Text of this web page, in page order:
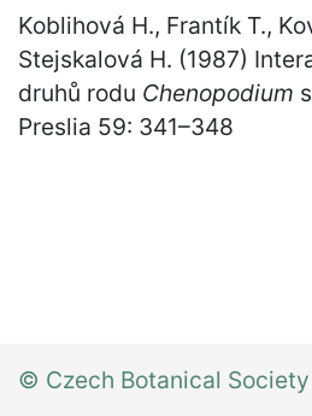
Koblihová H., Frantík T.,
Stejskalová H. (1987)
druhů rodu Chenopodium
Preslia 59: 341–348
© Czech Botanical